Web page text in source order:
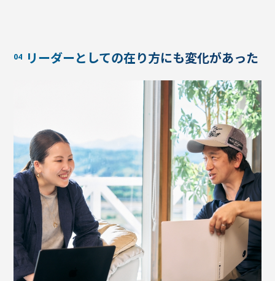
リーダーとしての在り方にも変化があった